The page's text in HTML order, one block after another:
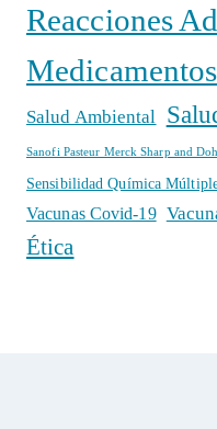
Reacciones
Medicamentos
Salud Ambiental
Sanofi Pasteur Merck Sharp and
Sensibilidad Química
Vacunas Covid-19
Ética